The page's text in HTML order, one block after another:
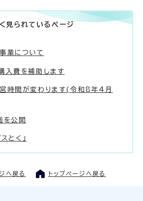
見られているページ
業について
入費を補助します
時間が変わります(令和8年4月
を公開
とく」
へ戻る トップページへ戻る